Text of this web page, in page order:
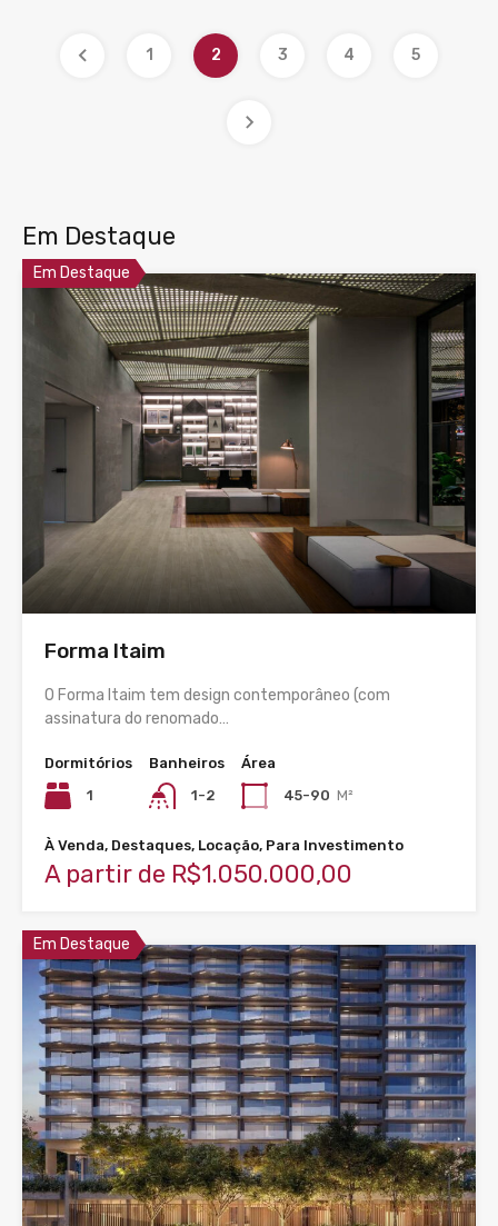
1 2 3 4 5
Em Destaque
Em Destaque
Forma Itaim
O Forma Itaim tem design contemporâneo (com
assinatura do renomado…
Dormitórios
1
Banheiros
1-2
Área
45-90 M²
À Venda, Destaques, Locação, Para Investimento
A partir de R$1.050.000,00
Em Destaque